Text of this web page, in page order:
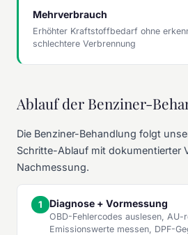
Mehrverbrauch
Erhöhter Kraftstoffbedarf ohne
schlechtere Verbrennung
Ablauf der Benziner-
Die Benziner-Behandlung folgt
Schritte-Ablauf mit dokumentierter
Nachmessung.
Diagnose + Vormessung
OBD-Fehlercodes auslesen, AU-
Emissionswerte messen, DPF-